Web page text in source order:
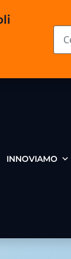
INNOVIAMO